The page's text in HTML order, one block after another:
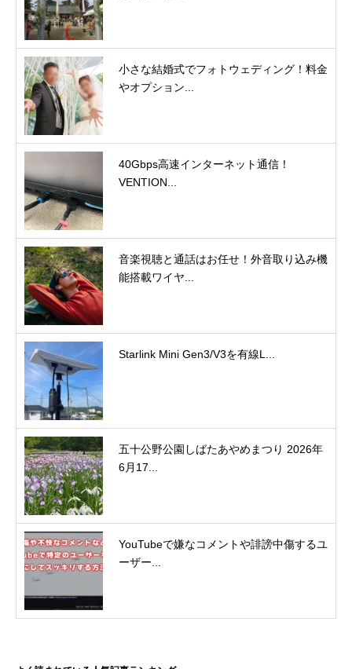
小さな結婚式でフォトウェディング！料金
やオプション...
40Gbps高速インターネット通信！
VENTION...
音楽視聴と通話はお任せ！外音取り込み機
能搭載ワイヤ...
Starlink Mini Gen3/V3を有線L...
五十公野公園しばたあやめまつり 2026年
6月17...
YouTubeで嫌なコメントや誹謗中傷するユ
ーザー...